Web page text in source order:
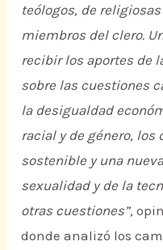
teólogos, de
miembros del clero.
recibir los aportes de
sobre las cuestiones
la desigualdad
racial y de género,
sostenible y una
sexualidad y de la
otras cuestiones”,
donde analizó los